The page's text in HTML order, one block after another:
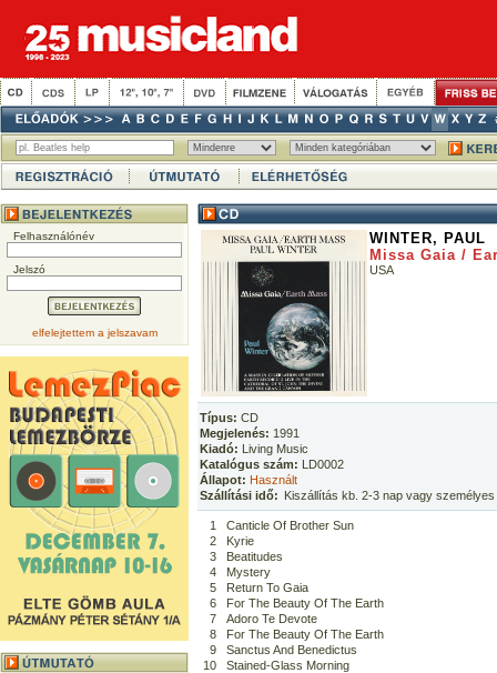
Felhasználónév
Jelszó
elfelejtettem a jelszavam
WINTER, PAUL
Missa Gaia /
USA
Típus: CD
Megjelenés: 1991
Kiadó: Living Music
Katalógus szám: LD0002
Állapot: Használt
Szállítási idő: Kiszállítás kb. 2-3 nap vagy
1
Canticle Of Brother Sun
2
Kyrie
3
Beatitudes
4
Mystery
5
Return To Gaia
6
For The Beauty Of The Earth
7
Adoro Te Devote
8
For The Beauty Of The Earth
9
Sanctus And Benedictus
10
Stained-Glass Morning